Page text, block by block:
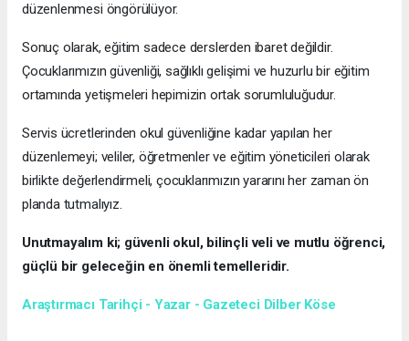
düzenlenmesi öngörülüyor.
Sonuç olarak, eğitim sadece derslerden ibaret değildir.
Çocuklarımızın güvenliği, sağlıklı gelişimi ve huzurlu bir eğitim
ortamında yetişmeleri hepimizin ortak sorumluluğudur.
Servis ücretlerinden okul güvenliğine kadar yapılan her
düzenlemeyi; veliler, öğretmenler ve eğitim yöneticileri olarak
birlikte değerlendirmeli, çocuklarımızın yararını her zaman ön
planda tutmalıyız.
Unutmayalım ki; güvenli okul, bilinçli veli ve mutlu öğrenci,
güçlü bir geleceğin en önemli temelleridir.
Araştırmacı Tarihçi - Yazar - Gazeteci Dilber Köse